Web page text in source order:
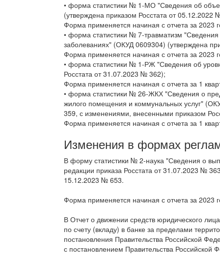
• форма статистики № 1-МО "Сведения об
(утверждена приказом Росстата от 05.12.2022
Форма применяется начиная с отчета за 2023
• форма статистики № 7-травматизм
заболеваниях" (ОКУД 0609304) (утверждена
Форма применяется начиная с отчета за 2023
• форма статистики № 1-РЖ "Сведения об
Росстата от 31.07.2023 № 362);
Форма применяется начиная с отчета за 1
• форма статистики № 26-ЖКХ "Сведения о
жилого помещения и коммунальных услуг"
359, с изменениями, внесенными приказом
Форма применяется начиная с отчета за 1
Изменения в формах
В форму статистики № 2-наука "Сведения о
редакции приказа Росстата от 31.07.2023 №
15.12.2023 № 653.
Форма применяется начиная с отчета за 2023
В Отчет о движении средств юридического
по счету (вкладу) в банке за пределами
постановления Правительства Российской
с постановлением Правительства